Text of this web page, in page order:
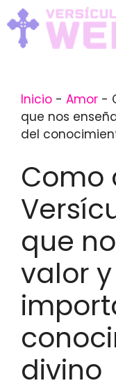
Skip
to
content
Inicio - Amor -
que nos
del
Como
que
valor
divino